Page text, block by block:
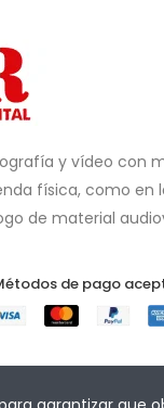
y vídeo con
física, como en
de material
de pago